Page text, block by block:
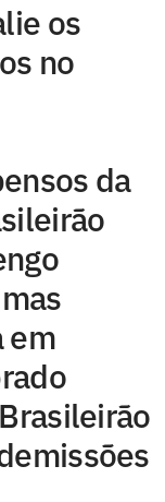
os
no
da
em